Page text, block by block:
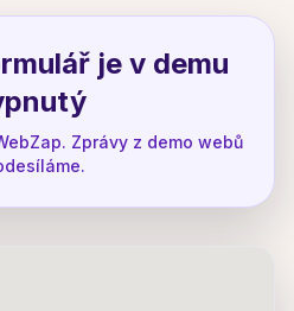
je v demu
Zprávy z demo webů